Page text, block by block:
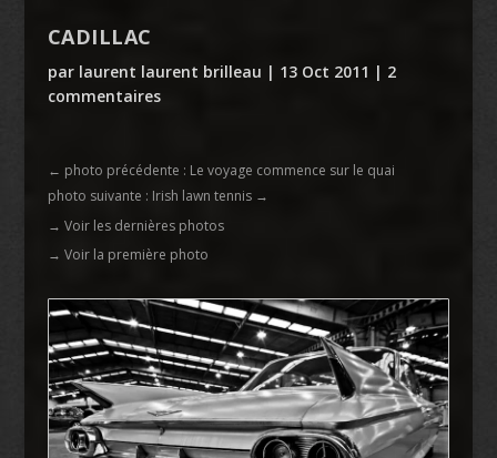
CADILLAC
par laurent laurent brilleau | 13 Oct 2011 | 2
commentaires
← photo précédente : Le voyage commence sur le quai
photo suivante : Irish lawn tennis→
→ Voir les dernières photos
→ Voir la première photo